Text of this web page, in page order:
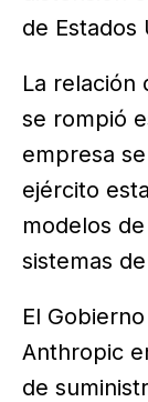
de Estados
La relación
se rompió
empresa
ejército
modelos
sistemas
El
Anthropic
de